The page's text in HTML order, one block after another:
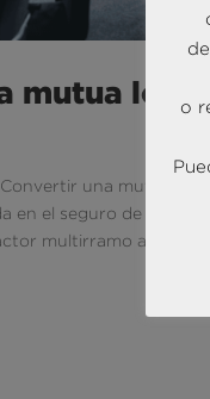
mutua
una mutua
en el seguro de
multirramo a nivel...
o